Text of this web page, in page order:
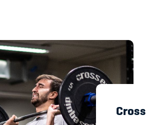
Academy
Blog
Diversität &